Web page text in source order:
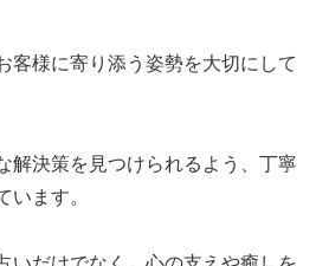
客様に寄り添う姿勢を大切にして
解決策を見つけられるよう、丁寧
います。